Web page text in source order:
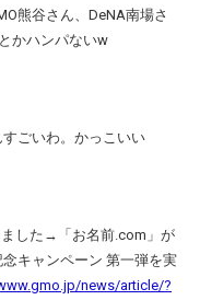
熊谷さん、DeNA南場さ
かハンパないw
ごいわ。かっこいい
した→「お名前.com」が
キャンペーン 第一弾を実
news/article/?